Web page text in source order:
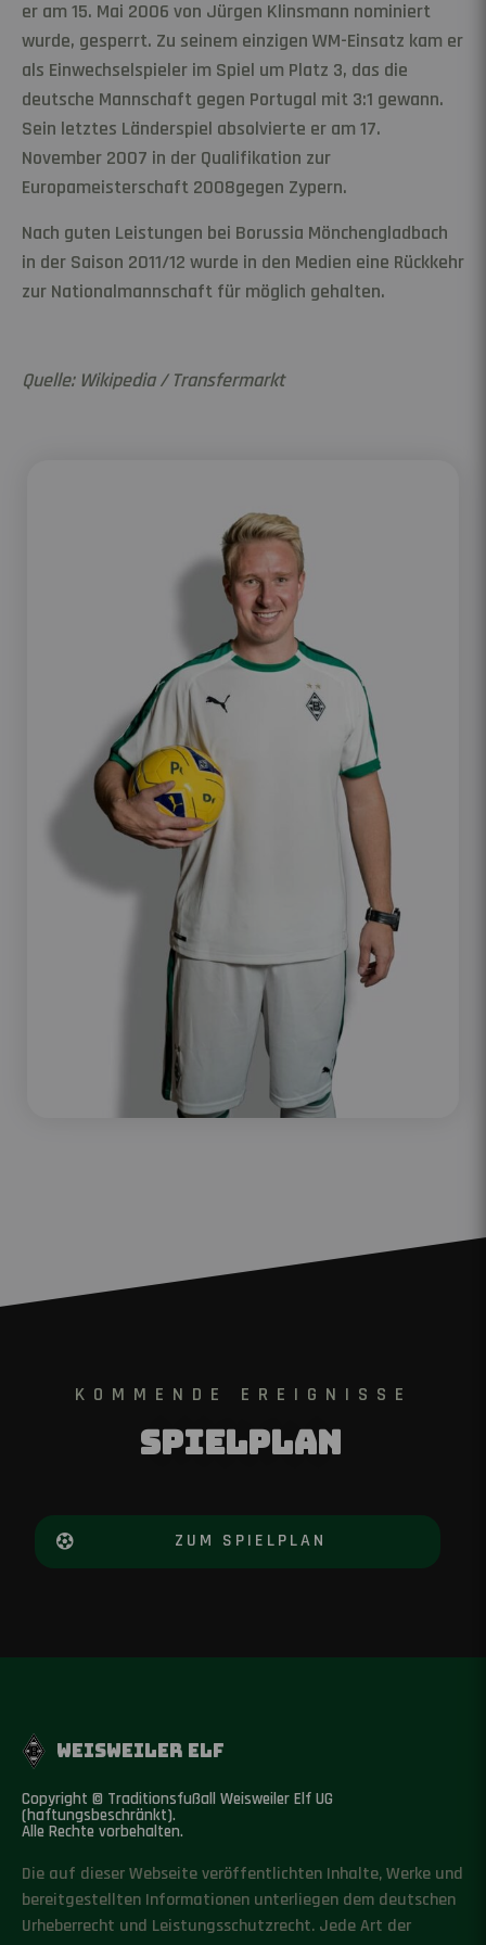
er am 15. Mai 2006 von Jürgen Klinsmann nominiert
wurde, gesperrt. Zu seinem einzigen WM-Einsatz kam er
als Einwechselspieler im Spiel um Platz 3, das die
deutsche Mannschaft gegen Portugal mit 3:1 gewann.
Sein letztes Länderspiel absolvierte er am 17.
November 2007 in der Qualifikation zur
Europameisterschaft 2008gegen Zypern.
Nach guten Leistungen bei Borussia Mönchengladbach
in der Saison 2011/12 wurde in den Medien eine Rückkehr
zur Nationalmannschaft für möglich gehalten.
Quelle: Wikipedia / Transfermarkt
KOMMENDE EREIGNISSE
Spielplan
ZUM SPIELPLAN
WEISWEILER ELF
Copyright © Traditionsfußall Weisweiler Elf UG
(haftungsbeschränkt).
Alle Rechte vorbehalten.
Die auf dieser Webseite veröffentlichten Inhalte, Werke und
bereitgestellten Informationen unterliegen dem deutschen
Urheberrecht und Leistungsschutzrecht. Jede Art der